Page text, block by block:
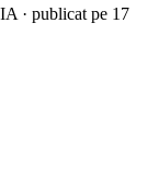
· publicat pe 17